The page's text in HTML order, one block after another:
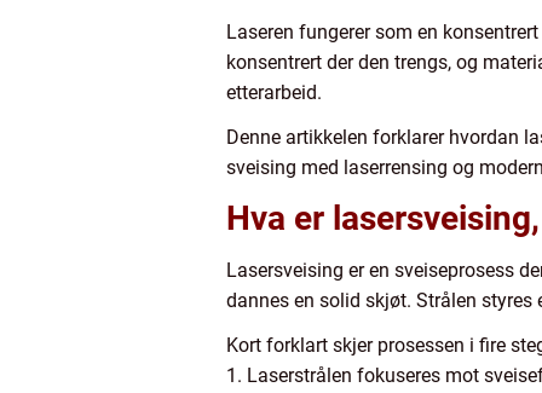
Laseren fungerer som en
konsentrert der den trengs, og
etterarbeid.
Denne artikkelen forklarer hvordan
sveising med laserrensing og
Hva er
Lasersveising er en sveiseprosess
dannes en solid skjøt. Strålen
Kort forklart skjer prosessen i fire
1. Laserstrålen fokuseres mot